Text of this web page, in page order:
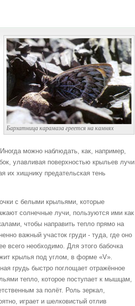
Бархатница карамаза греется на камнях
можно наблюдать, как, например,
улавливая поверхностью крыльев лучи
их хищнику предательская тень
с белыми крыльями, которые
солнечные лучи, пользуются ими как
чтобы направить тепло прямо на
важный участок груди - туда, где оно
всего необходимо. Для этого бабочка
крылья под углом, в форме «V».
грудь быстро поглощает отражённое
тепло, которое поступает к мышцам,
за полёт. Роль зеркал,
играет и шелковистый отлив